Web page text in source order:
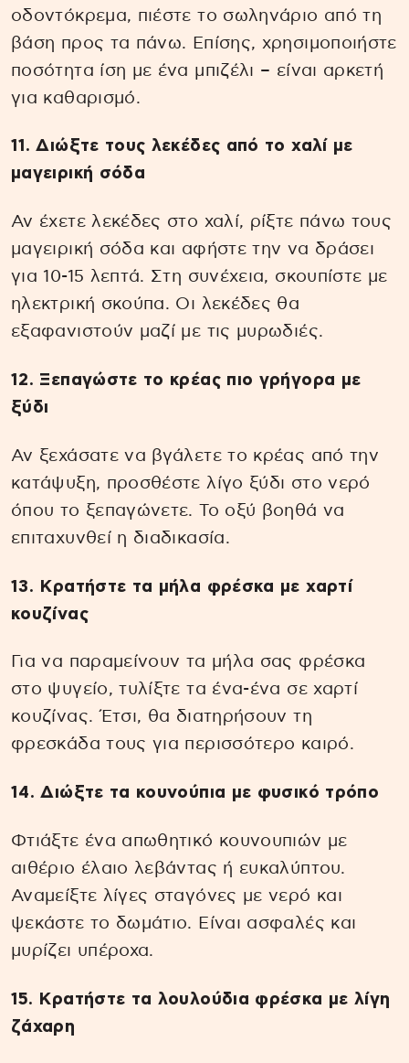
οδοντόκρεμα, πιέστε το σωληνάριο από τη
βάση προς τα πάνω. Επίσης, χρησιμοποιήστε
ποσότητα ίση με ένα μπιζέλι – είναι αρκετή
για καθαρισμό.
11. Διώξτε τους λεκέδες από το χαλί με
μαγειρική σόδα
Αν έχετε λεκέδες στο χαλί, ρίξτε πάνω τους
μαγειρική σόδα και αφήστε την να δράσει
για 10-15 λεπτά. Στη συνέχεια, σκουπίστε με
ηλεκτρική σκούπα. Οι λεκέδες θα
εξαφανιστούν μαζί με τις μυρωδιές.
12. Ξεπαγώστε το κρέας πιο γρήγορα με
ξύδι
Αν ξεχάσατε να βγάλετε το κρέας από την
κατάψυξη, προσθέστε λίγο ξύδι στο νερό
όπου το ξεπαγώνετε. Το οξύ βοηθά να
επιταχυνθεί η διαδικασία.
13. Κρατήστε τα μήλα φρέσκα με χαρτί
κουζίνας
Για να παραμείνουν τα μήλα σας φρέσκα
στο ψυγείο, τυλίξτε τα ένα-ένα σε χαρτί
κουζίνας. Έτσι, θα διατηρήσουν τη
φρεσκάδα τους για περισσότερο καιρό.
14. Διώξτε τα κουνούπια με φυσικό τρόπο
Φτιάξτε ένα απωθητικό κουνουπιών με
αιθέριο έλαιο λεβάντας ή ευκαλύπτου.
Αναμείξτε λίγες σταγόνες με νερό και
ψεκάστε το δωμάτιο. Είναι ασφαλές και
μυρίζει υπέροχα.
15. Κρατήστε τα λουλούδια φρέσκα με λίγη
ζάχαρη